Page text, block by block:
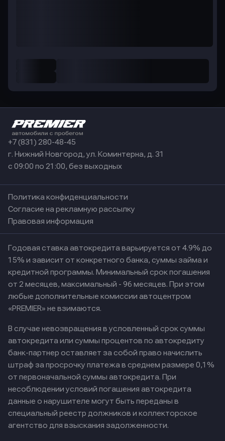
+7 (831) 280-48-45
г. Нижний Новгород, ул. Коминтерна, д. 31
с 09:00 по 21:00, без выходных
Политика конфиденциальности
Согласие на рекламную рассылку
Правовая информация
Годовая ставка автокредита варьируется от 4.9% до
15% и зависит от конкретного банка, суммы займа и
кредитной программы. Минимальный срок погашения
от 2 месяцев, максимальный - 96 месяцев. При этом
любые дополнительные комиссии автоцентром
«PREMIER» не взимаются.
В случае невозвращения в условленный срок суммы
автокредита или суммы процентов по автокредиту
банк-партнер оставляет за собой право начислить
штраф за просрочку платежа в среднем размере 0,1%
от первоначальной суммы автокредита. При
несоблюдении условий погашения автокредита
данные о нарушителе могут быть переданы в
специальный реестр должников и коллекторское
агентство для взыскания задолженности.